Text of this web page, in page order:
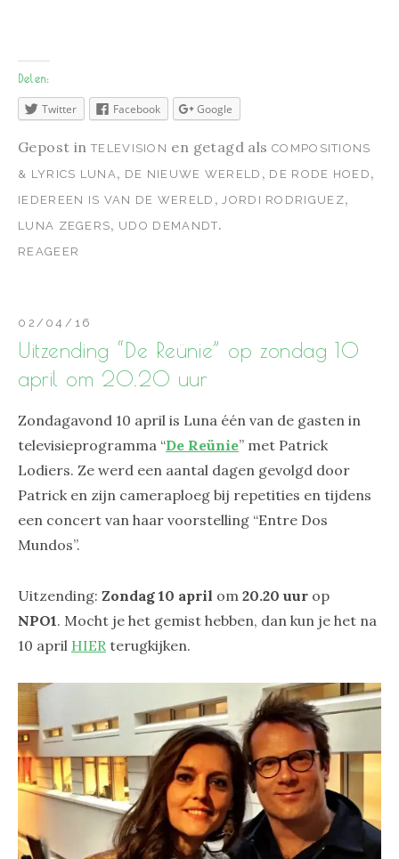
Delen:
Twitter Facebook Google
Gepost inTELEVISION en getagd als COMPOSITIONS
& LYRICS LUNA, DE NIEUWE WERELD , DE RODE HOED ,
IEDEREEN IS VAN DE WERELD ,JORDI RODRIGUEZ,
LUNA ZEGERS, UDO DEMANDT.
REAGEER
Uitzending “De Reünie” op zondag 10
april om 20.20 uur
02/04/16
Zondagavond 10 april is Luna één van de gasten in
televisieprogramma “De Reünie” met Patrick
Lodiers. Ze werd een aantal dagen gevolgd door
Patrick en zijn cameraploeg bij repetities en tijdens
een concert van haar voorstelling “Entre Dos
Mundos”.
Uitzending: Zondag 10 april om 20.20 uur op
NPO1. Mocht je het gemist hebben, dan kun je het na
10 april HIER terugkijken.